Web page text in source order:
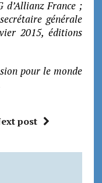
d’Allianz France ;
générale
2015, éditions
pour le monde
post